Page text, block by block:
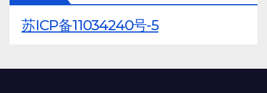
苏ICP备11034240号-5